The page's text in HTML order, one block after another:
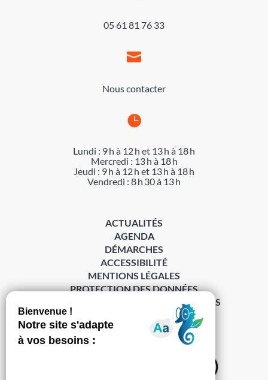
05 61 81 76 33

Nous contacter

Lundi : 9 h à 12 h et 13 h à 18 h
Mercredi : 13 h à 18 h
Jeudi : 9 h à 12 h et 13 h à 18 h
Vendredi : 8 h 30 à 13 h
S’abonner à la Gazette ›
ACTUALITÉS
AGENDA
DÉMARCHES
ACCESSIBILITÉ
MENTIONS LÉGALES
PROTECTION DES DONNÉES
POLITIQUE DE GESTION DES COOKIES